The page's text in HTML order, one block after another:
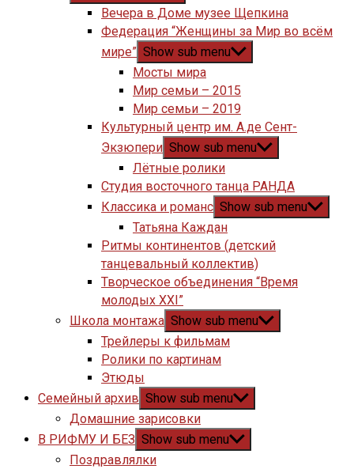
Вечера в Доме музее Щепкина
Федерация “Женщины за Мир во всём
мире” Show sub menu
Мосты мира
Мир семьи – 2015
Мир семьи – 2019
Культурный центр им. А.де Сент-
Экзюпери Show sub menu
Лётные ролики
Студия восточного танца РАНДА
Классика и романс Show sub menu
Татьяна Каждан
Ритмы континентов (детский
танцевальный коллектив)
Творческое объединения “Время
молодых XXI”
Школа монтажа Show sub menu
Трейлеры к фильмам
Ролики по картинам
Этюды
Семейный архив Show sub menu
Домашние зарисовки
В РИФМУ И БЕЗ Show sub menu
Поздравлялки